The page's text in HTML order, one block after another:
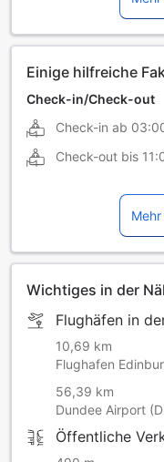
Einige hilfreiche
Check-in/Check-out
Check-in ab
Check-out bis
Wichtiges in der
Flughäfen in
10,69 km
Flughafen
56,39 km
Dundee Airport
Öffentliche